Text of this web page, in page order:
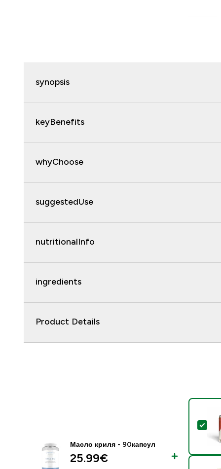
synopsis
keyBenefits
whyChoose
suggestedUse
nutritionalInfo
ingredients
Product Details
Масло криля - 90капсул
25.99€‎
-